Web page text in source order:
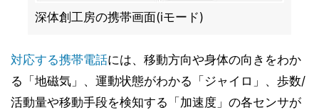
深体創工房の携帯画面(iモード)
対応する携帯電話には、移動方向や身体の向きをわか
る「地磁気」、運動状態がわかる「ジャイロ」、歩数/
活動量や移動手段を検知する「加速度」の各センサが